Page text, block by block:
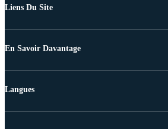
Liens Du Site
En Savoir Davantage
Langues